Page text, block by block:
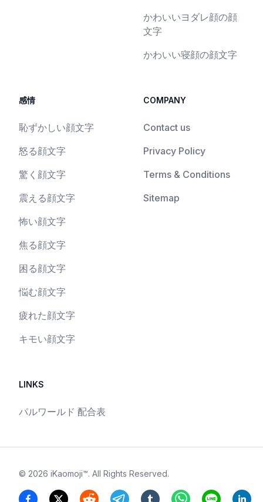
かわいいヨダレ顔の顔
文字
かわいい寝顔の顔文字
感情
恥ずかしい顔文字
怒る顔文字
驚く顔文字
震える顔文字
怖い顔文字
焦る顔文字
困る顔文字
悩む顔文字
疲れた顔文字
キモい顔文字
COMPANY
Contact us
Privacy Policy
Terms & Conditions
Sitemap
LINKS
パルワールド 配合表
© 2026 iKaomoji™. All Rights Reserved.